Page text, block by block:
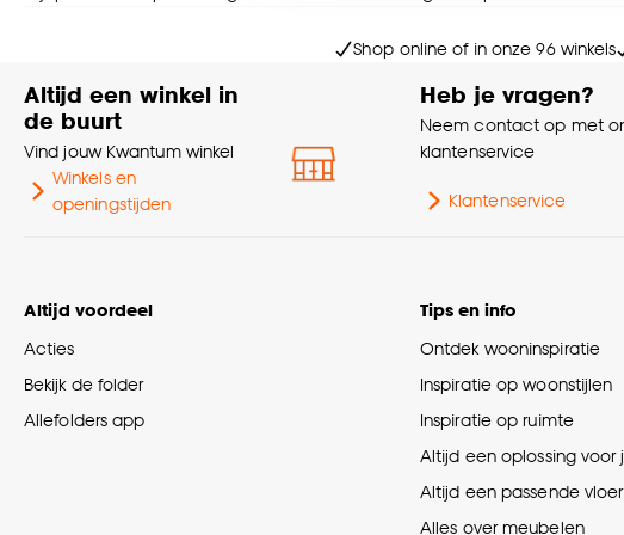
Goed om te weten is dat je deze
Shop online of in onze 96 winkels
Altijd een winkel in
de buurt
Vind jouw Kwantum winkel
Winkels en
openingstijden
Heb je vragen?
Neem contact op met
klantenservice
Klantenservice
Altijd voordeel
Acties
Bekijk de folder
Allefolders app
Tips en info
Ontdek wooninspiratie
Inspiratie op woonstijlen
Inspiratie op ruimte
Altijd een oplossing voor
Altijd een passende vloer
Alles over meubelen